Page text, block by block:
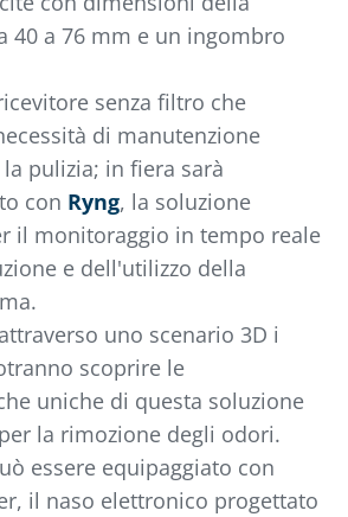
40 a 76 mm e un ingombro
senza filtro che
di manutenzione
pulizia; in fiera sarà
con Ryng, la soluzione
il monitoraggio in tempo reale
e dell'utilizzo della
uno scenario 3D i
scoprire le
uniche di questa soluzione
la rimozione degli odori.
essere equipaggiato con
il naso elettronico progettato